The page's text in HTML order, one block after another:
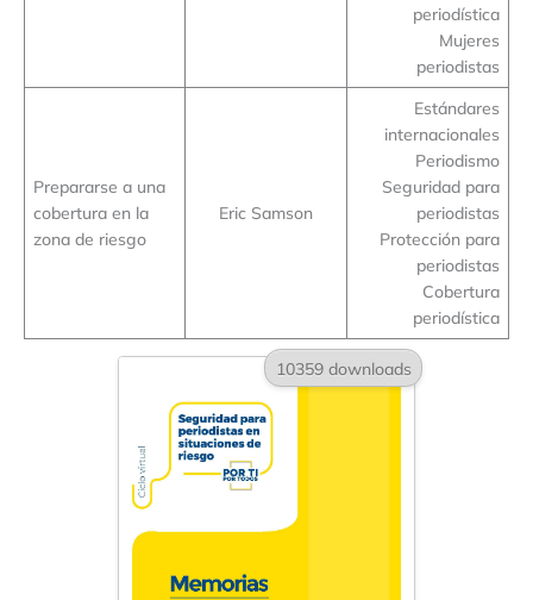
periodística
Mujeres
periodistas
Prepararse a una
cobertura en la
zona de riesgo
Eric Samson
Estándares
internacionales
Periodismo
Seguridad para
periodistas
Protección para
periodistas
Cobertura
periodística
10359 downloads